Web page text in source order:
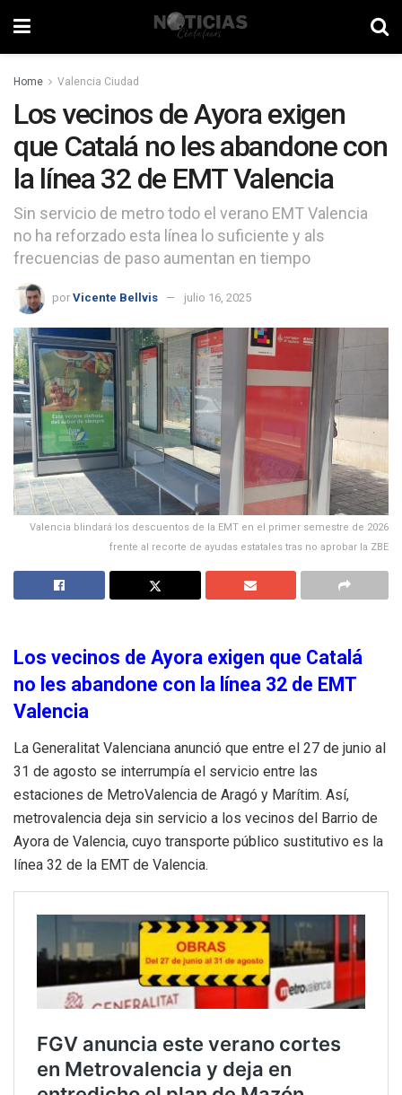
Home Valencia Ciudad
Los vecinos de Ayora exigen
que Catalá no les abandone con
la línea 32 de EMT Valencia
Sin servicio de metro todo el verano EMT Valencia
no ha reforzado esta línea lo suficiente y als
frecuencias de paso aumentan en tiempo
por Vicente Bellvis julio 16, 2025
Valencia blindará los descuentos de la EMT en el primer semestre de 2026
frente al recorte de ayudas estatales tras no aprobar la ZBE
Los vecinos de Ayora exigen que Catalá
no les abandone con la línea 32 de EMT
Valencia
La Generalitat Valenciana anunció que entre el 27 de junio al
31 de agosto se interrumpía el servicio entre las
estaciones de MetroValencia de Aragó y Marítim. Así,
metrovalencia deja sin servicio a los vecinos del Barrio de
Ayora de Valencia, cuyo transporte público sustitutivo es la
línea 32 de la EMT de Valencia.